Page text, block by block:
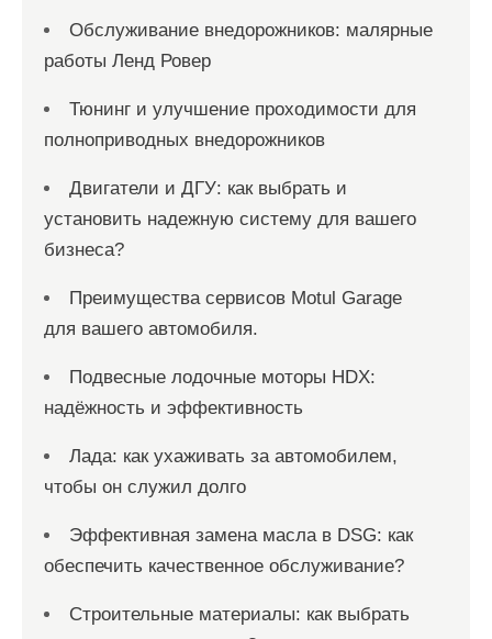
Обслуживание внедорожников: малярные
работы Ленд Ровер
Тюнинг и улучшение проходимости для
полноприводных внедорожников
Двигатели и ДГУ: как выбрать и
установить надежную систему для вашего
бизнеса?
Преимущества сервисов Motul Garage
для вашего автомобиля.
Подвесные лодочные моторы HDX:
надёжность и эффективность
Лада: как ухаживать за автомобилем,
чтобы он служил долго
Эффективная замена масла в DSG: как
обеспечить качественное обслуживание?
Строительные материалы: как выбрать